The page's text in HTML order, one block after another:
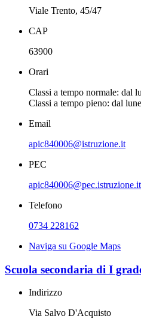
Viale Trento, 45/47
CAP
63900
Orari
Classi a tempo normale: dal
Classi a tempo pieno: dal
Email
apic840006@istruzione.it
PEC
apic840006@pec.istruzione.it
Telefono
0734 228162
Naviga su Google Maps
Scuola secondaria di I
Indirizzo
Via Salvo D'Acquisto